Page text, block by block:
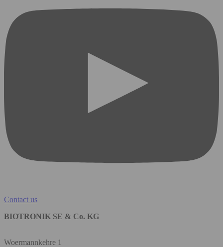
Contact us
BIOTRONIK SE & Co. KG
Woermannkehre 1